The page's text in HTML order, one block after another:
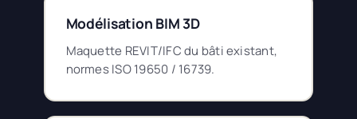
Modélisation BIM 3D
Maquette REVIT/IFC du bâti existant,
normes ISO 19650 / 16739.